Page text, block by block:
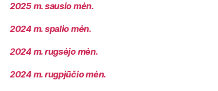
2025 m. sausio mėn.
2024 m. spalio mėn.
2024 m. rugsėjo mėn.
2024 m. rugpjūčio mėn.